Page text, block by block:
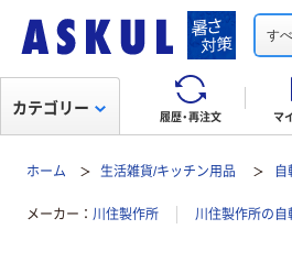
す
履歴・再注文 マ
カテゴリー
ホーム 生活雑貨/キッチン用品
メーカー 川住製作所 川住製作所の自